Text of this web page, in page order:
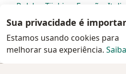
Polska abre num novo
Türkiye abre num
España abre
Italia
Portugal abre num novo
, México abre num
,
Colombia
www.doctoralia.com.br ©
Sua privacidade é
Estamos usando cookies para
melhorar sua experiência.